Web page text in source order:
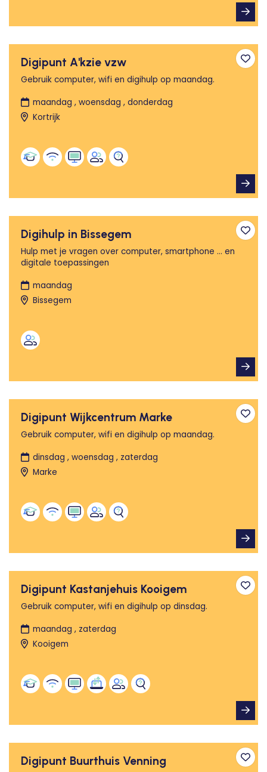
Digipunt A'kzie vzw
Gebruik computer, wifi en digihulp op maandag.
maandag , woensdag , donderdag
Kortrijk
Digihulp in Bissegem
Hulp met je vragen over computer, smartphone ... en
digitale toepassingen
maandag
Bissegem
Digipunt Wijkcentrum Marke
Gebruik computer, wifi en digihulp op maandag.
dinsdag , woensdag , zaterdag
Marke
Digipunt Kastanjehuis Kooigem
Gebruik computer, wifi en digihulp op dinsdag.
maandag , zaterdag
Kooigem
Digipunt Buurthuis Venning